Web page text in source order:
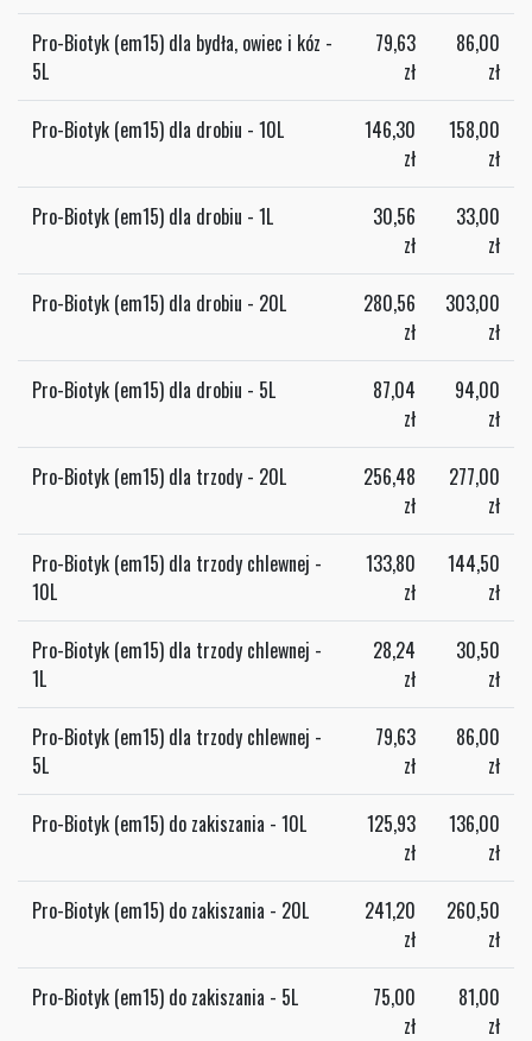
Pro-Biotyk (em15) dla bydła, owiec i kóz -
5L
79,63
zł
86,00
zł
Pro-Biotyk (em15) dla drobiu - 10L
146,30
zł
158,00
zł
Pro-Biotyk (em15) dla drobiu - 1L
30,56
zł
33,00
zł
Pro-Biotyk (em15) dla drobiu - 20L
280,56
zł
303,00
zł
Pro-Biotyk (em15) dla drobiu - 5L
87,04
zł
94,00
zł
Pro-Biotyk (em15) dla trzody - 20L
256,48
zł
277,00
zł
Pro-Biotyk (em15) dla trzody chlewnej -
10L
133,80
zł
144,50
zł
Pro-Biotyk (em15) dla trzody chlewnej -
1L
28,24
zł
30,50
zł
Pro-Biotyk (em15) dla trzody chlewnej -
5L
79,63
zł
86,00
zł
Pro-Biotyk (em15) do zakiszania - 10L
125,93
zł
136,00
zł
Pro-Biotyk (em15) do zakiszania - 20L
241,20
zł
260,50
zł
Pro-Biotyk (em15) do zakiszania - 5L
75,00
zł
81,00
zł